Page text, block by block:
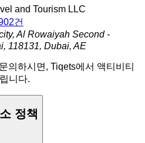
and Tourism LLC
건
Al Rowaiyah Second -
118131, Dubai, AE
의하시면, Tiqets에서 액티비티
니다.
정책